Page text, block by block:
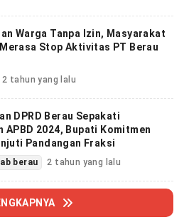
Warga Tanpa Izin, Masyarakat
Merasa Stop Aktivitas PT Berau
2 tahun yang lalu
DPRD Berau Sepakati
APBD 2024, Bupati Komitmen
Pandangan Fraksi
berau 2 tahun yang lalu